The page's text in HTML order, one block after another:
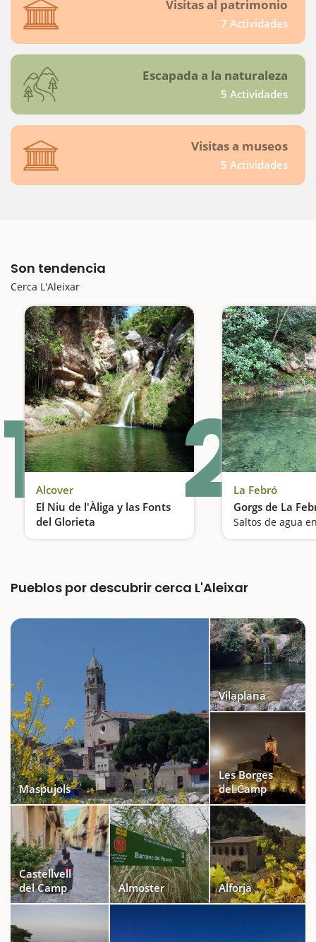
Visitas al patrimonio
7 Actividades
Escapada a la naturaleza
5 Actividades
Visitas a museos
5 Actividades
Son tendencia
Cerca L'Aleixar
1Alcover
El Niu de l'Àliga y las Fonts
del Glorieta
Una de las piscinas naturales más conocidas
2La Febró
Gorgs de La
Pueblos por descubrir cerca L'Aleixar
Maspujols
Vilaplana
Les Borges
del Camp
Castellvell
del Camp
Almoster Alforja